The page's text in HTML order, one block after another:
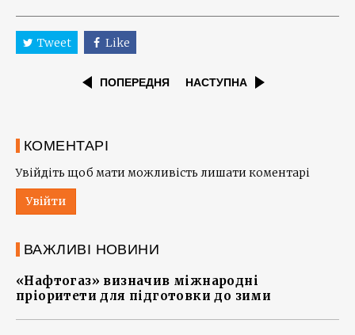
Tweet Like
ПОПЕРЕДНЯ НАСТУПНА
КОМЕНТАРІ
Увійдіть щоб мати можливість лишати коментарі
Увійти
ВАЖЛИВІ НОВИНИ
«Нафтогаз» визначив міжнародні
пріоритети для підготовки до зими